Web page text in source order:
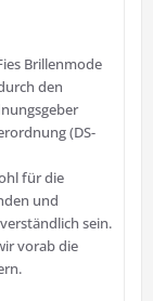
Brillenmode
den
(DS-
für die
und
sein.
vorab die